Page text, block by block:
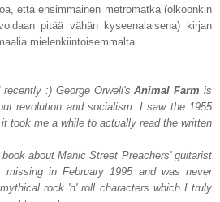
että ensimmäinen metromatka (olkoonkin
pitää vähän kyseenalaisena) kirjan
mielenkiintoisemmalta…
recently :) George Orwell'sAnimal Farm is
revolution and socialism. I saw the 1955
took me a while to actually read the written
about Manic Street Preachers' guitarist
missing in February 1995 and was never
rock 'n' roll characters which I truly